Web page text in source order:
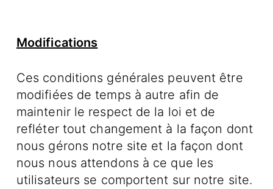
Modifications
Ces conditions générales peuvent être
modifiées de temps à autre afin de
maintenir le respect de la loi et de
refléter tout changement à la façon dont
nous gérons notre site et la façon dont
nous nous attendons à ce que les
utilisateurs se comportent sur notre site.